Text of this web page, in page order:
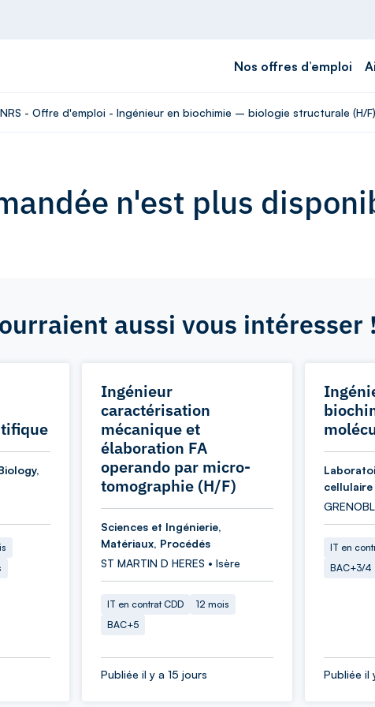
Nos offres d’emploi
- Offre d'emploi - Ingénieur en biochimie – biologie structurale (H/F)
n'est plus
aussi vous intéresser !
Ingénieur
caractérisation
mécanique et
élaboration FA
operando par micro-
tomographie (H/F)
Sciences et Ingénierie,
Matériaux, Procédés
ST MARTIN D HERES • Isère
IT en contrat CDD
12 mois
BAC+5
Publiée il y a 15 jours
IT en
BAC+3/4
Publiée il